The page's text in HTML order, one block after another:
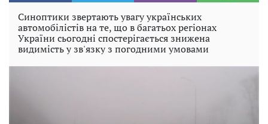
Синоптики звертають увагу українських
автомобілістів на те, що в багатьох регіонах
України сьогодні спостерігається знижена
видимість у зв'язку з погодними умовами